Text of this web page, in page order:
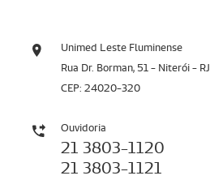
Unimed Leste Fluminense
Rua Dr. Borman, 51 - Niterói - RJ
CEP: 24020-320
Ouvidoria
21 3803-1120
21 3803-1121